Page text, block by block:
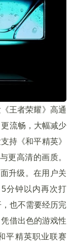
王者荣耀》高通
流畅，大幅减少
持《和平精英》
更高清的画质。
升级。在用户关
分钟以内再次打
也不需要经历完
借出色的游戏性
平精英职业联赛